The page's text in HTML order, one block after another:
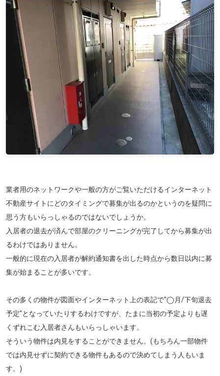
業者用のネットワークや一般の方がご覧いただけるインターネット
不動産サイトにどのタイミングで募集が出るのかというのを疑問に
思う方もいらっしゃるのではないでしょうか。
入居者の退去が済んで部屋のクリーニングが完了してから募集が出
るわけではありません。
一般的に現在の入居者が解約通知書を出した時点から数日以内に募
集が始まることが多いです。
その多くの物件が図面やインターネット上の表記で"◯月/下旬退去
予定"となっていたりするわけですが、たまに当初の予定よりも遅
くずれこむ入居者さんもいらっしゃいます。
そういう物件は内見をすることができません。(もちろん一部物件
では内見せずに契約できる物件もあるので決めてしまう人もいま
す。)